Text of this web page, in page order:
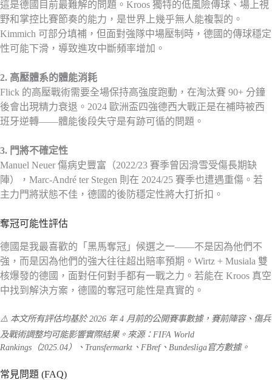
這是德國目前最難解的問題。Kroos 獨特的低風險傳球、場上視
野和掌控比賽節奏的能力，是世界上幾乎無人能複製的。
Kimmich 可部分填補，但面對強隊中場壓制時，德國的傳球穩定
性可能下滑，導致進攻中斷頻率增加。
2. 高壓體系的體能消耗
Flick 的高壓戰術需要全場保持高強度跑動，在淘汰賽 90+ 分鐘
後會出現精力衰退。2024 歐洲盃四強德西大戰正是在補時被西
班牙逆轉——體能後段失守是有跡可循的問題。
3. 門將不確定性
Manuel Neuer 傷病史豐富（2022/23 賽季曾因滑雪受傷長期缺
陣），Marc-André ter Stegen 則在 2024/25 賽季也遭遇重傷。若
主力門將狀態不佳，德國的後防穩定性將大打折扣。
奪冠可能性評估
德國是我最喜歡的「黑馬奪冠」候選之一——不是因為他們不
強，而是因為他們的強大往往超出賠率預期。Wirtz + Musiala 雙
核爆發的德國，面對任何對手都有一戰之力。若能在 Kroos 真空
中找到解決方案，德國的奪冠可能性是真實的。
⚠️ 本文所有評估均基於 2026 年 4 月前的公開賽事數據，賽前陣容、傷兵
及戰術調整均可能影響實際結果。來源：FIFA World
Rankings（2025.04）、Transfermarkt、FBref、Bundesliga官方數據。
常見問題 (FAQ)